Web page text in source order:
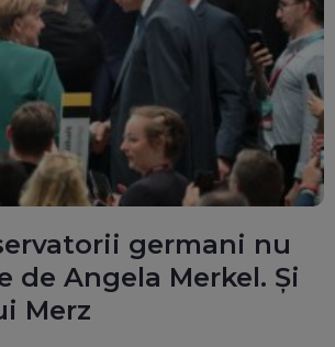
germani nu
de Angela Merkel. Și
Merz